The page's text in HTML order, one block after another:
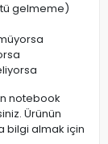
gelmeme)
notebook
Ürünün
bilgi almak için